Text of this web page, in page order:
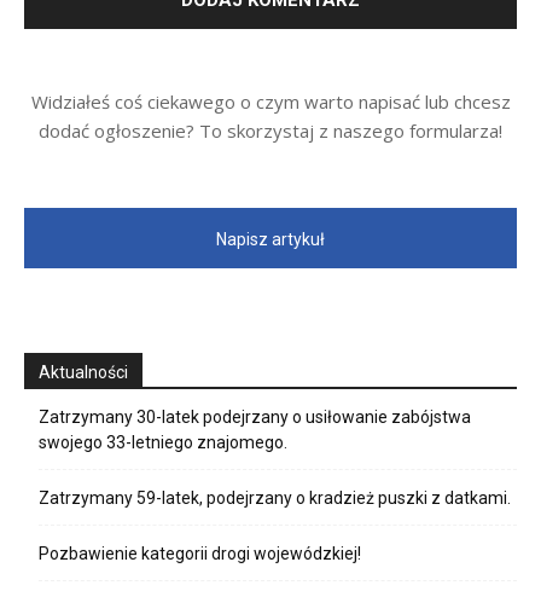
Widziałeś coś ciekawego o czym warto napisać lub chcesz
dodać ogłoszenie? To skorzystaj z naszego formularza!
Napisz artykuł
Aktualności
Zatrzymany 30-latek podejrzany o usiłowanie zabójstwa
swojego 33-letniego znajomego.
Zatrzymany 59-latek, podejrzany o kradzież puszki z datkami.
Pozbawienie kategorii drogi wojewódzkiej!